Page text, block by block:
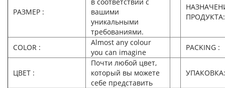
РАЗМЕР :
вашими
уникальными
требованиями.
ПРОДУКТА:
COLOR :
Almost any colour
you can imagine
PACKING :
ЦВЕТ :
Почти любой цвет,
который вы можете
себе представить
УПАКОВКА: